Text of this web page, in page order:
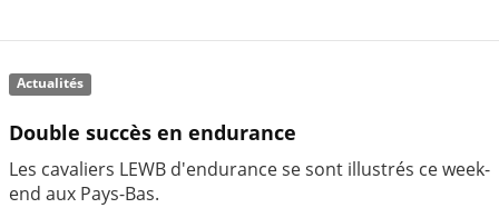
Actualités
Double succès en endurance
Les cavaliers LEWB d'endurance se sont illustrés ce week-
end aux Pays-Bas.